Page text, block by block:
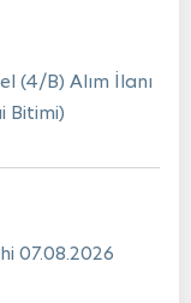
(4/B) Alım İlanı
Bitimi)
07.08.2026